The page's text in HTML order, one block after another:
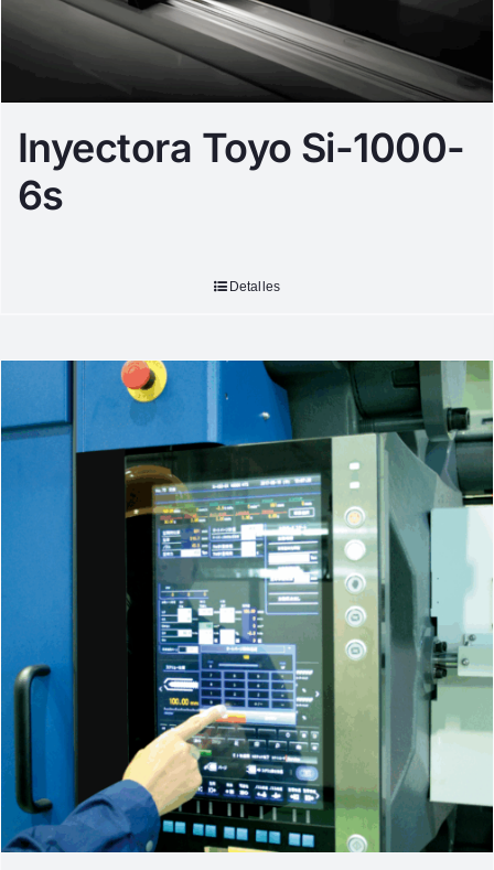
Inyectora Toyo Si-1000-
6s
Detalles